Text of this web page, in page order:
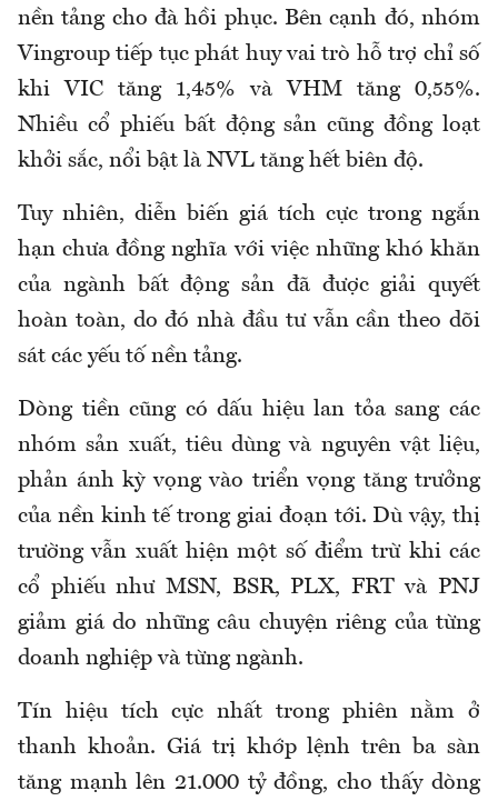
nền tảng cho đà hồi phục. Bên cạnh đó, nhóm
Vingroup tiếp tục phát huy vai trò hỗ trợ chỉ số
khi VIC tăng 1,45% và VHM tăng 0,55%.
Nhiều cổ phiếu bất động sản cũng đồng loạt
khởi sắc, nổi bật là NVL tăng hết biên độ.
Tuy nhiên, diễn biến giá tích cực trong ngắn
hạn chưa đồng nghĩa với việc những khó khăn
của ngành bất động sản đã được giải quyết
hoàn toàn, do đó nhà đầu tư vẫn cần theo dõi
sát các yếu tố nền tảng.
Dòng tiền cũng có dấu hiệu lan tỏa sang các
nhóm sản xuất, tiêu dùng và nguyên vật liệu,
phản ánh kỳ vọng vào triển vọng tăng trưởng
của nền kinh tế trong giai đoạn tới. Dù vậy, thị
trường vẫn xuất hiện một số điểm trừ khi các
cổ phiếu như MSN, BSR, PLX, FRT và PNJ
giảm giá do những câu chuyện riêng của từng
doanh nghiệp và từng ngành.
Tín hiệu tích cực nhất trong phiên nằm ở
thanh khoản. Giá trị khớp lệnh trên ba sàn
tăng mạnh lên 21.000 tỷ đồng, cho thấy dòng